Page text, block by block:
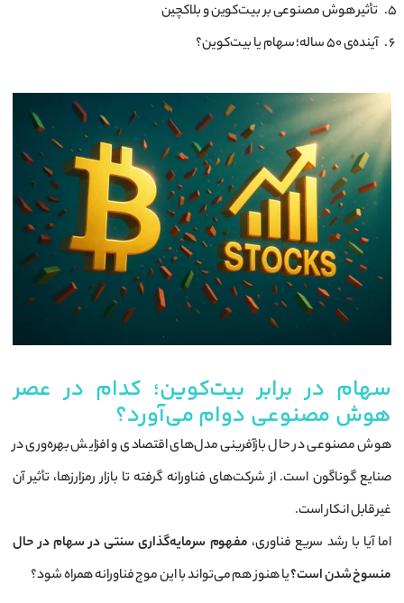
تأثیر هوش مصنوعی بر بیت‌کوین و بلاکچین
آینده‌ی ۵۰ ساله؛ سهام یا بیت‌کوین؟
سهام در برابر بیت‌کوین؛ کدام در عصر
هوش مصنوعی دوام می‌آورد؟
هوش مصنوعی در حال بازآفرینی مدل‌های اقتصادی و افزایش بهره‌وری در
صنایع گوناگون است. از شرکت‌های فناورانه گرفته تا بازار رمزارزها، تأثیر آن
غیرقابل انکار است.
اما آیا با رشد سریع فناوری، مفهوم سرمایه‌گذاری سنتی در سهام در حال
منسوخ شدن است؟یا هنوز هم می‌تواند با این موج فناورانه همراه شود؟